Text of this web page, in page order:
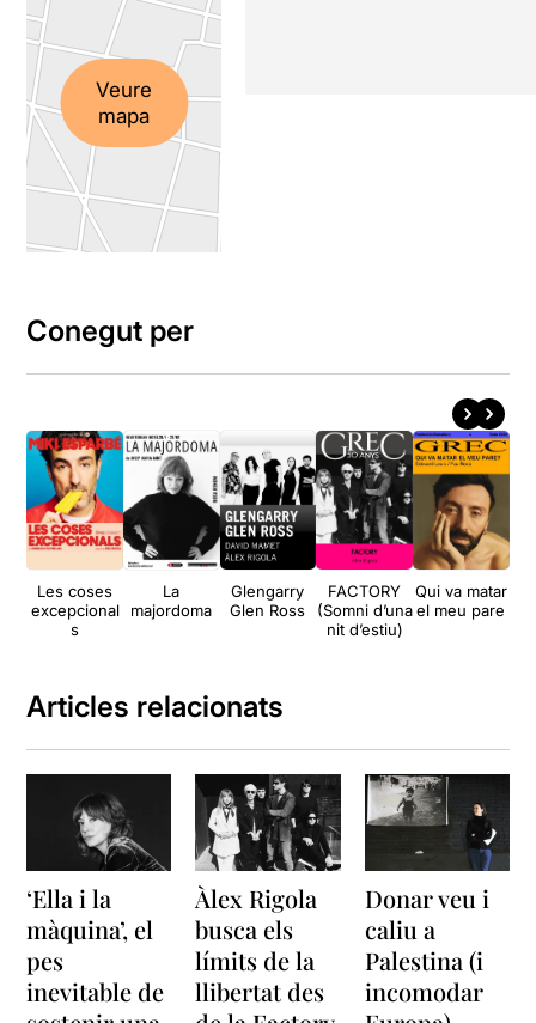
Veure
mapa
Conegut per
Les coses
excepcional
s
La
majordoma
Glengarry
Glen Ross
FACTORY
(Somni d’una
nit d’estiu)
Qui va matar
el meu pare
Articles relacionats
‘Ella i la
màquina’, el
pes
inevitable de
Àlex Rigola
busca els
límits de la
llibertat des
Donar veu i
caliu a
Palestina (i
incomodar